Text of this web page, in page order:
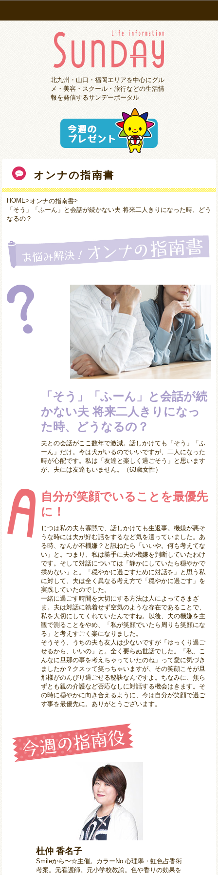
北九州・山口・福岡エリアを中心にグル
メ・美容・スクール・旅行などの生活情
報を発信するサンデーポータル
オンナの指南書
HOME>オンナの指南書>
「そう」「ふーん」と会話が続かない夫 将来二人きりになった時、どう
なるの？
「そう」「ふーん」と会話が続
かない夫 将来二人きりになっ
た時、どうなるの？
夫との会話がここ数年で激減。話しかけても「そう」「ふ
ーん」だけ。今は犬がいるのでいいですが、二人になった
時が心配です。私は「友達と楽しく過ごそう」と思います
が、夫には友達もいません。（63歳女性）
自分が笑顔でいることを最優先
に！
じつは私の夫も寡黙で、話しかけても生返事。機嫌が悪そ
うな時には夫が好む話をするなど気を遣っていました。あ
る時、なんか不機嫌？と訊ねたら「いいや。何も考えてな
い」と。つまり、私は勝手に夫の機嫌を判断していたわけ
です。そして対話については「静かにしていたら穏やかで
揉めない」と。「穏やかに過ごすために対話を」と思う私
に対して、夫は全く異なる考え方で「穏やかに過ごす」を
実践していたのでした。
一緒に過ごす時間を大切にする方法は人によってさまざ
ま。夫は対話に執着せず空気のような存在であることで、
私を大切にしてくれていたんですね。以後、夫の機嫌を主
観で測ることをやめ、「私が笑顔でいたら周りも笑顔にな
る」と考えすごく楽になりました。
そうそう、うちの夫も友人は少ないですが「ゆっくり過ご
せるから、いいの」と。全く要らぬ世話でした。「私、こ
んなに旦那の事を考えちゃっていたのね」って愛に気づき
ましたか？クスッて笑っちゃいますが、その笑顔こそが旦
那様がのんびり過ごせる秘訣なんですよ。ちなみに、焦ら
ずとも親の介護など否応なしに対話する機会はきます。そ
の時に穏やかに向き合えるように、今は自分が笑顔で過ご
す事を最優先に。ありがとうございます。
杜仲 香名子
Smileから〜☆主催。カラーNo.心理學・虹色占香術
考案。元看護師。元小学校教諭。色や香りの効果を